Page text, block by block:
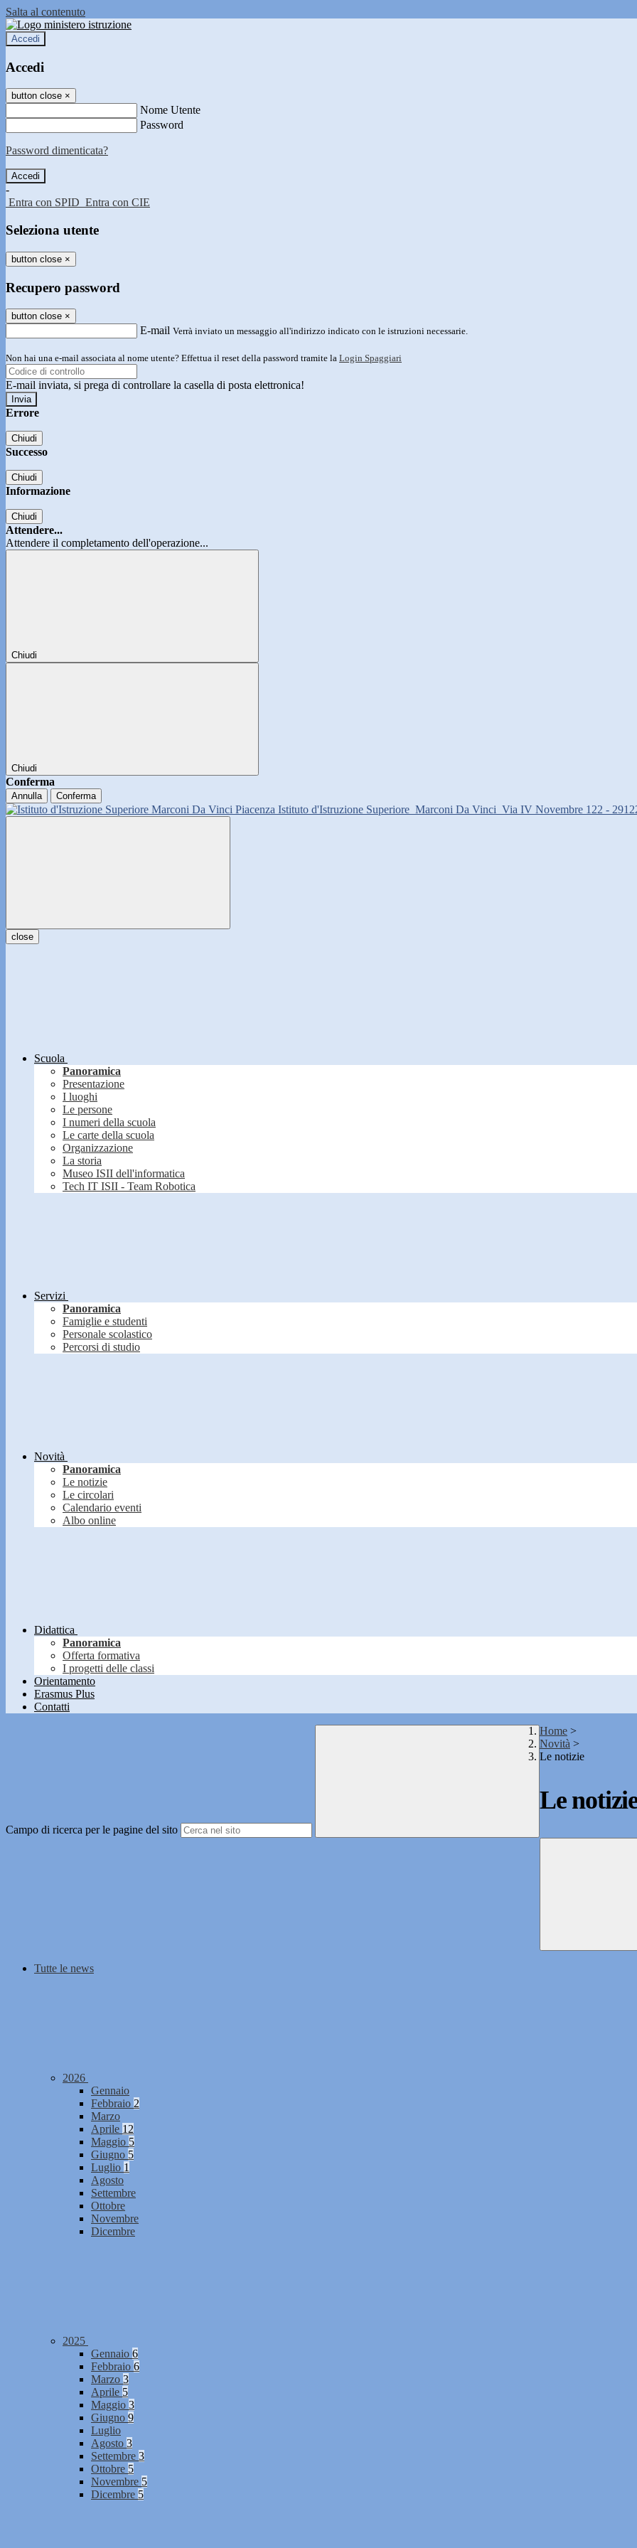
Salta al contenuto
Accedi
Accedi
button close ×
Nome Utente
Password
Password dimenticata?
-
Entra con SPID Entra con CIE
Seleziona utente
button close ×
Recupero password
button close ×
E-mail Verrà inviato un messaggio all'indirizzo indicato con le istruzioni necessarie.
Non hai una e-mail associata al nome utente? Effettua il reset della password tramite la Login Spaggiari
E-mail inviata, si prega di controllare la casella di posta elettronica!
Errore
Chiudi
Successo
Chiudi
Informazione
Chiudi
Attendere...
Attendere il completamento dell'operazione...
Chiudi
Chiudi
Conferma
Annulla Conferma
Istituto d'Istruzione Superiore Marconi Da Vinci Via IV Novembre 122 -
close
Scuola
Panoramica
Presentazione
I luoghi
Le persone
I numeri della scuola
Le carte della scuola
Organizzazione
La storia
Museo ISII dell'informatica
Tech IT ISII - Team Robotica
Servizi
Panoramica
Famiglie e studenti
Personale scolastico
Percorsi di studio
Novità
Panoramica
Le notizie
Le circolari
Calendario eventi
Albo online
Didattica
Panoramica
Offerta formativa
I progetti delle classi
Orientamento
Erasmus Plus
Contatti
Campo di ricerca per le pagine del sito
Home >
Novità >
Le notizie
Le
Tutte le news
2026
Gennaio
Febbraio 2
Marzo
Aprile 12
Maggio 5
Giugno 5
Luglio 1
Agosto
Settembre
Ottobre
Novembre
Dicembre
2025
Gennaio 6
Febbraio 6
Marzo 3
Aprile 5
Maggio 3
Giugno 9
Luglio
Agosto 3
Settembre 3
Ottobre 5
Novembre 5
Dicembre 5